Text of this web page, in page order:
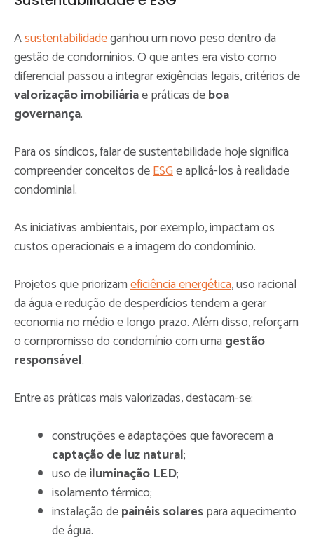
Asustentabilidadeganhou um novo peso dentro da
gestão de condomínios. O que antes era visto como
diferencial passou a integrar exigências legais, critérios de
valorização imobiliáriae práticas deboa
governança.
Para os síndicos, falar de sustentabilidade hoje significa
compreender conceitos deESGe aplicá-los à realidade
condominial.
As iniciativas ambientais, por exemplo, impactam os
custos operacionais e a imagem do condomínio.
Projetos que priorizameficiência energética, uso racional
da água e redução de desperdícios tendem a gerar
economia no médio e longo prazo. Além disso, reforçam
o compromisso do condomínio com uma gestão
responsável.
Entre as práticas mais valorizadas, destacam-se:
construções e adaptações que favorecem a
captação de luz natural;
uso deiluminação LED;
isolamento térmico;
instalação depainéis solarespara aquecimento
de água.